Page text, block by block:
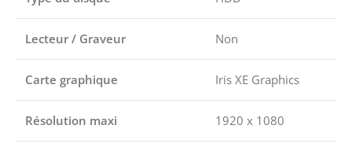
Lecteur / Graveur Non
Carte graphique Iris XE Graphics
Résolution maxi 1920 x 1080